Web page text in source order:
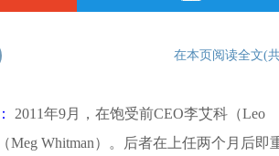
在本页阅读全文(
2011年9月，在饱受前CEO李艾科（Leo
Meg Whitman）。后者在上任两个月后即